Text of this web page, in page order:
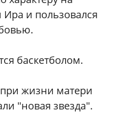
и пользовался
баскетболом.
жизни матери
"новая звезда".